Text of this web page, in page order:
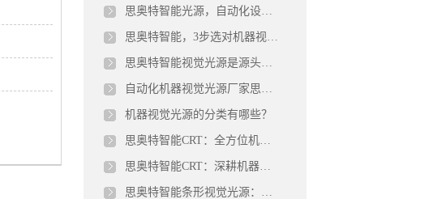
思奥特智能光源，自动化设备机器视觉光源怎么选？
思奥特智能，3步选对机器视觉光源投射补光灯！
思奥特智能视觉光源是源头工厂吗？
自动化机器视觉光源厂家思奥特智能品牌
机器视觉光源的分类有哪些？
思奥特智能CRT：全方位机器视觉光源解决方案专家
思奥特智能CRT：深耕机器视觉光源领域二十载的技术匠心
思奥特智能条形视觉光源：工业检测的光学利器